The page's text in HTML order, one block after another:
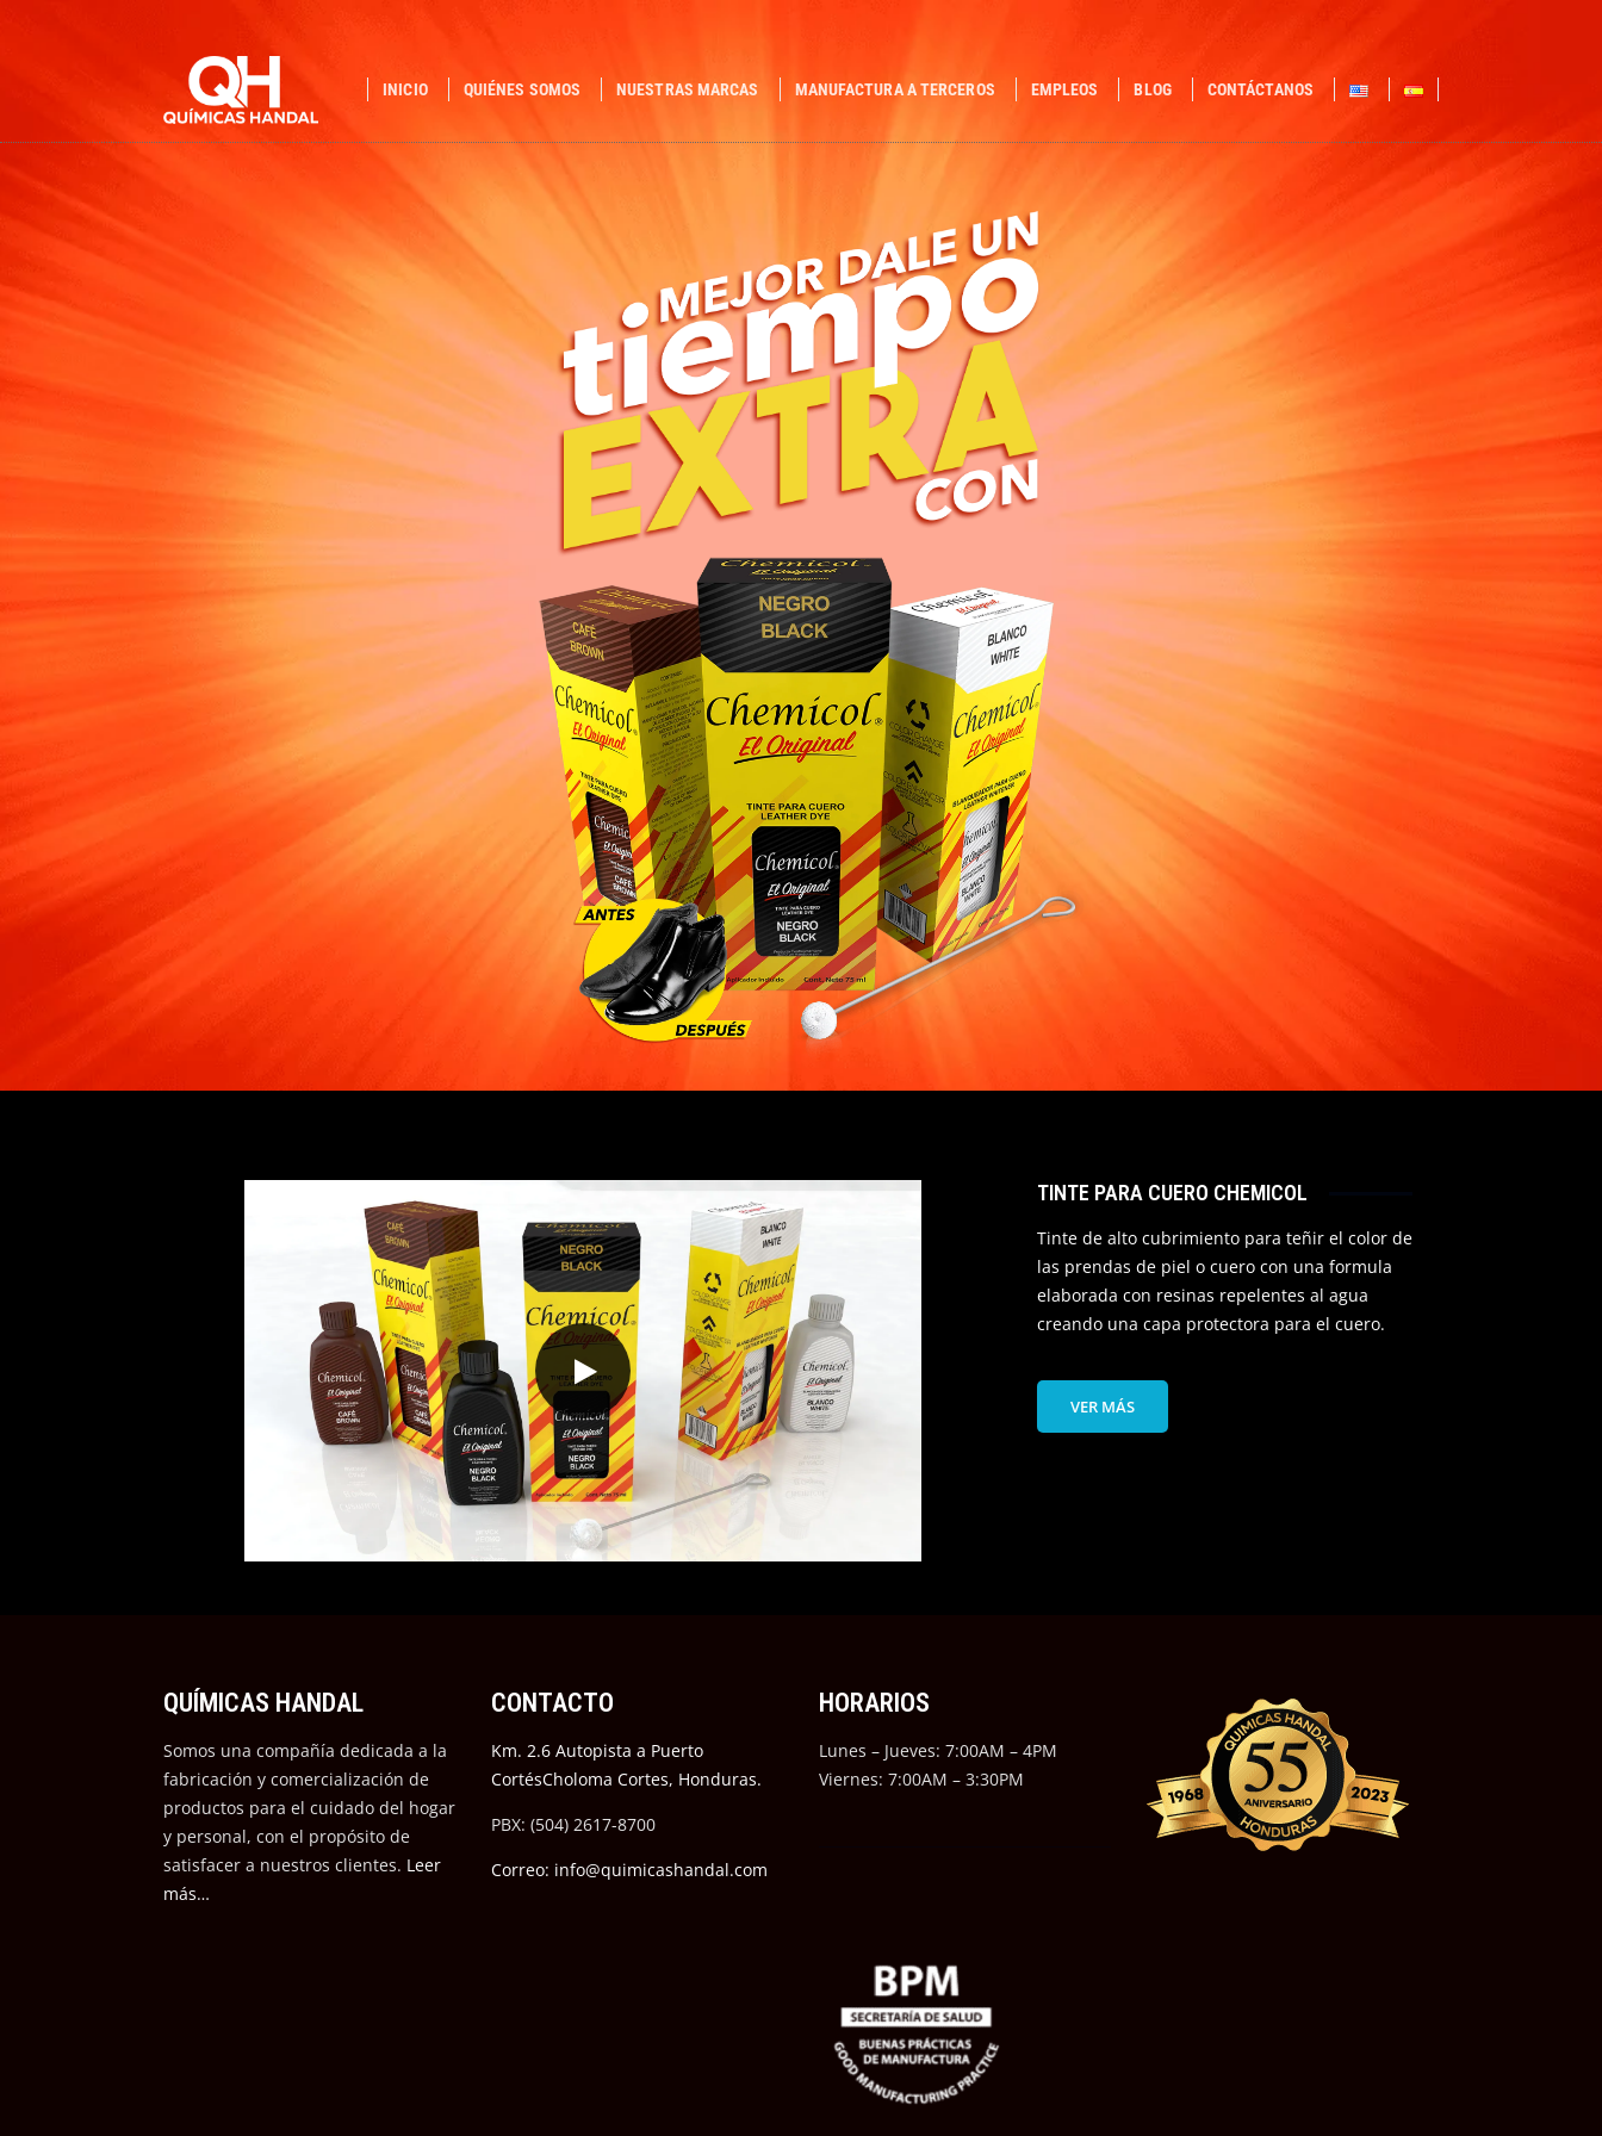
INICIO QUIÉNES SOMOS NUESTRAS MARCAS MANUFACTURA A TERCEROS EMPLEOS BLOG CONTÁCTANOS
TINTE PARA CUERO CHEMICOL
Tinte de alto cubrimiento para teñir el color de
las prendas de piel o cuero con una formula
elaborada con resinas repelentes al agua
creando una capa protectora para el cuero.
VER MÁS
QUÍMICAS HANDAL
Somos una compañía dedicada a la
fabricación y comercialización de
productos para el cuidado del hogar
y personal, con el propósito de
satisfacer a nuestros clientes. Leer
más…
CONTACTO
Km. 2.6 Autopista a Puerto
CortésCholoma Cortes, Honduras.
PBX: (504) 2617-8700
Correo: info@quimicashandal.com
HORARIOS
Lunes – Jueves: 7:00AM – 4PM
Viernes: 7:00AM – 3:30PM